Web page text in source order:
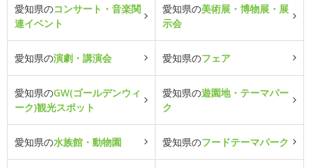
愛知県のコンサート・音楽関
連イベント
愛知県の美術展・博物展・展
示会
愛知県の演劇・講演会 愛知県のフェア
愛知県のGW(ゴールデンウィ
ーク)観光スポット
愛知県の遊園地・テーマパー
ク
愛知県の水族館・動物園 愛知県のフードテーマパーク